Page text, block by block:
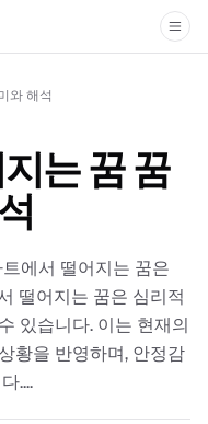
와 해석
는 꿈 꿈
에서 떨어지는 꿈은
떨어지는 꿈은 심리적
있습니다. 이는 현재의
황을 반영하며, 안정감
....